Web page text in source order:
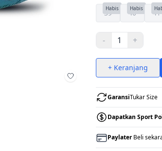
Tambah ke wishlist
39
Habis 40
Habis 41
- 1 +
+ Keranjang
GaransiTukar Size
Dapatkan Sport
PaylaterBeli